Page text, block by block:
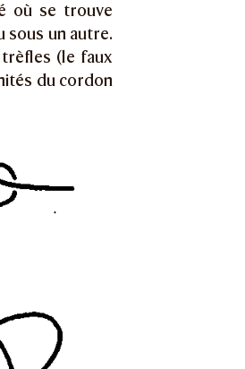
où se trouve
sous un autre.
(le faux
du cordon